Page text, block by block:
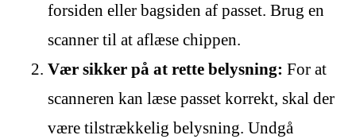
forsiden eller bagsiden af passet. Brug en
scanner til at aflæse chippen.
Vær sikker på at rette belysning: For at
scanneren kan læse passet korrekt, skal der
være tilstrækkelig belysning. Undgå